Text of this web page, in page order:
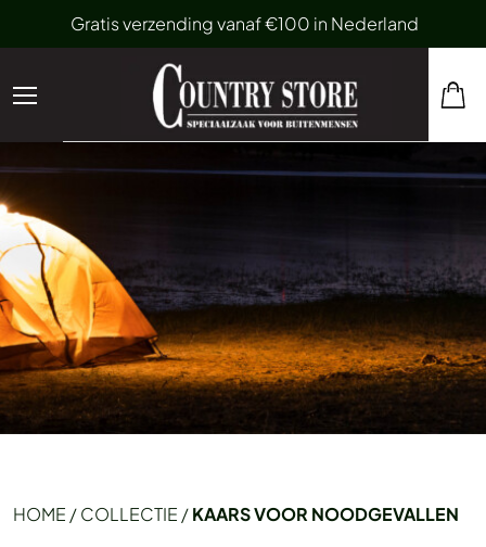
Gratis verzending vanaf €100 in Nederland
HOME /COLLECTIE /KAARS VOOR NOODGEVALLEN